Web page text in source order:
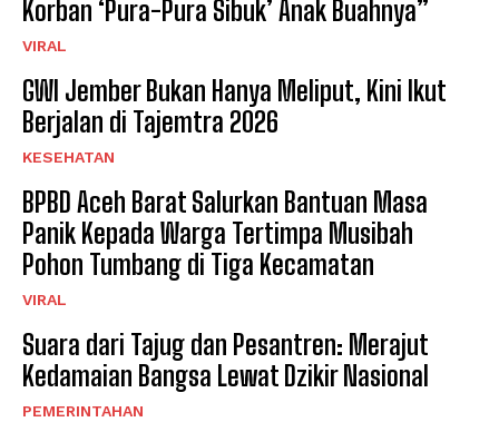
Korban ‘Pura-Pura Sibuk’ Anak Buahnya”
VIRAL
GWI Jember Bukan Hanya Meliput, Kini Ikut
Berjalan di Tajemtra 2026
KESEHATAN
BPBD Aceh Barat Salurkan Bantuan Masa
Panik Kepada Warga Tertimpa Musibah
Pohon Tumbang di Tiga Kecamatan
VIRAL
Suara dari Tajug dan Pesantren: Merajut
Kedamaian Bangsa Lewat Dzikir Nasional
PEMERINTAHAN